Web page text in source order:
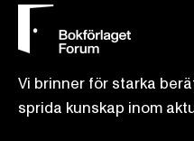
Vi brinner för starka
sprida kunskap inom